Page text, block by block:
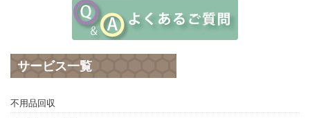
サービス一覧
不用品回収